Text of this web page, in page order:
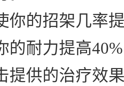
你的招架几率
的耐力提高
提供的治疗效